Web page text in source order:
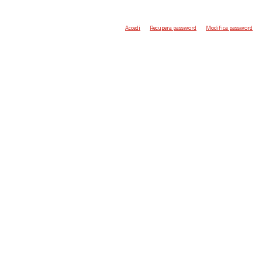
Accedi Recupera password Modifica password